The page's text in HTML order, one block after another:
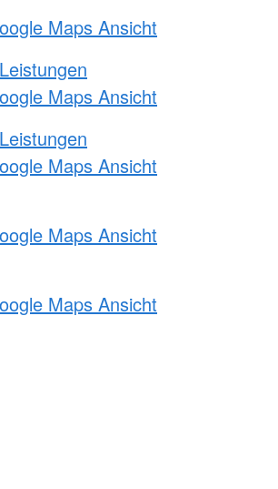
Maps Ansicht
Maps Ansicht
Maps Ansicht
Maps Ansicht
Maps Ansicht